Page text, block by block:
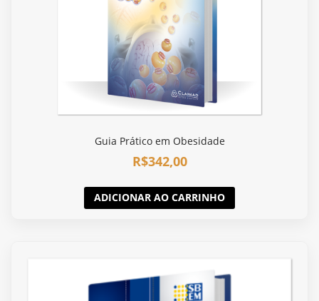
Guia Prático em Obesidade
R$342,00
ADICIONAR AO CARRINHO